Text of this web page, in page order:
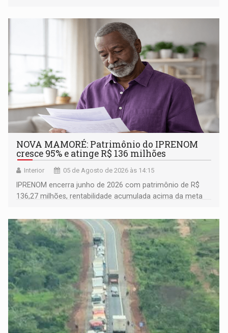
NOVA MAMORÉ: Patrimônio do IPRENOM
cresce 95% e atinge R$ 136 milhões
Interior 05 de Agosto de 2026 às 14:15
IPRENOM encerra junho de 2026 com patrimônio de R$
136,27 milhões, rentabilidade acumulada acima da meta